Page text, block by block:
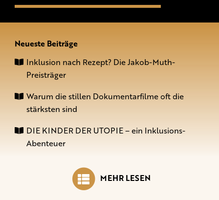
Neueste Beiträge
Inklusion nach Rezept? Die Jakob-Muth-
Preisträger
Warum die stillen Dokumentarfilme oft die
stärksten sind
DIE KINDER DER UTOPIE – ein Inklusions-
Abenteuer
MEHR LESEN